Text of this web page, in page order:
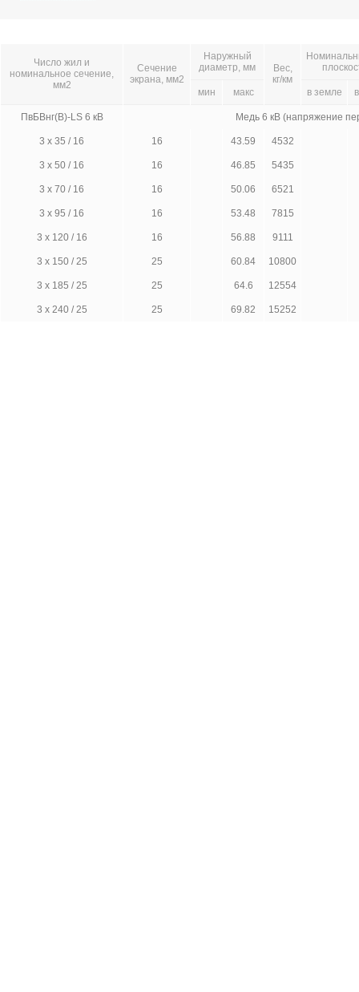
Число жил и
номинальное сечение,
мм2
Сечение
экрана, мм2
Наружный
диаметр, мм
Вес,
кг/км
мин макс в земле
ПвБВнг(B)-LS 6 кВ Медь 6 кВ (напряжение
3 х 35 / 16 16 43.59 4532
3 х 50 / 16 16 46.85 5435
3 х 70 / 16 16 50.06 6521
3 х 95 / 16 16 53.48 7815
3 х 120 / 16 16 56.88 9111
3 х 150 / 25 25 60.84 10800
3 х 185 / 25 25 64.6 12554
3 х 240 / 25 25 69.82 15252